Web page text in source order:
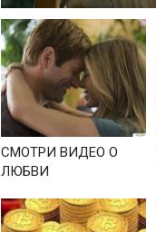
СМОТРИ ВИДЕО О
ЛЮБВИ